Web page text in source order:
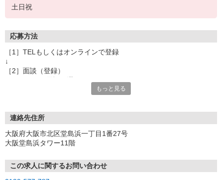
土日祝
応募方法
［1］TELもしくはオンラインで登録
↓
［2］面談（登録）
［3］お仕事の紹介
ご希望条件に合うお仕事があればその他のお仕事もご紹介
↓
就業にあたっての手続きを行います。
↓
もっと見る
連絡先住所
大阪府大阪市北区堂島浜一丁目1番27号
大阪堂島浜タワー11階
この求人に関するお問い合わせ